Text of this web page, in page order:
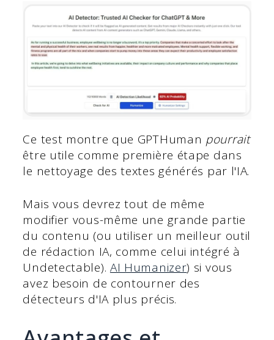
Ce test montre que GPTHuman pourrait
être utile comme première étape dans
le nettoyage des textes générés par l'IA.
Mais vous devrez tout de même
modifier vous-même une grande partie
du contenu (ou utiliser un meilleur outil
de rédaction IA, comme celui intégré à
Undetectable). AI Humanizer) si vous
avez besoin de contourner des
détecteurs d'IA plus précis.